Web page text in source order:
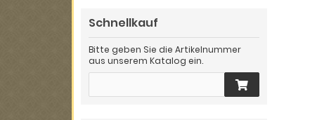
Schnellkauf
Bitte geben Sie die Artikelnummer
aus unserem Katalog ein.